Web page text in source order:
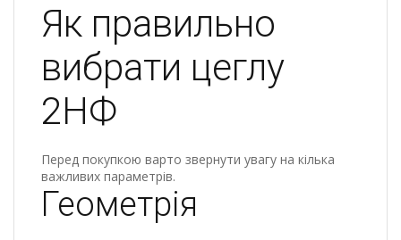
Як правильно
вибрати цеглу
2НФ
Перед покупкою варто звернути увагу на кілька
важливих параметрів.
Геометрія